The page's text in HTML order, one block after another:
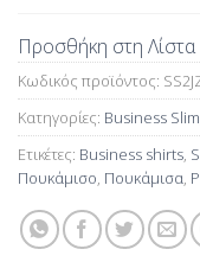
Προσθήκη στη Λίστα
Κωδικός προϊόντος:
Κατηγορίες: Business Slim
Ετικέτες: Business shirts,
Πουκάμισο, Πουκάμισα,